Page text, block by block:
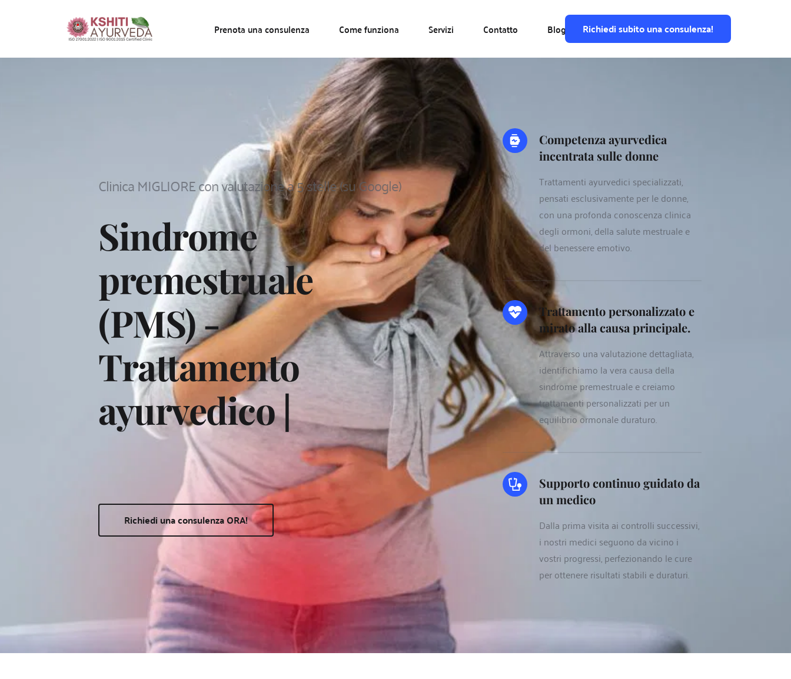
Prenota una consulenza Come funziona Servizi Contatto Blog Richiedi subito una consulenza!
Clinica MIGLIORE con valutazione a 5 stelle (su Google)
Sindrome
premestruale
(PMS) -
Trattamento
ayurvedico |
Richiedi una consulenza ORA!
Competenza ayurvedica
incentrata sulle donne
Trattamenti ayurvedici specializzati,
pensati esclusivamente per le donne,
con una profonda conoscenza clinica
degli ormoni, della salute mestruale e
del benessere emotivo.
Trattamento personalizzato e
mirato alla causa principale.
Attraverso una valutazione dettagliata,
identifichiamo la vera causa della
sindrome premestruale e creiamo
trattamenti personalizzati per un
equilibrio ormonale duraturo.
Supporto continuo guidato da
un medico
Dalla prima visita ai controlli successivi,
i nostri medici seguono da vicino i
vostri progressi, perfezionando le cure
per ottenere risultati stabili e duraturi.